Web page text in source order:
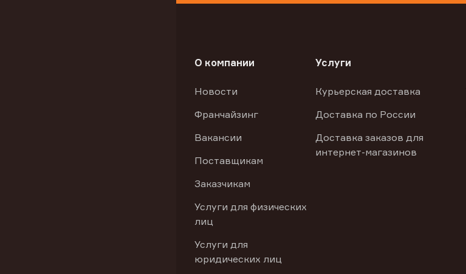
О компании
Новости
Франчайзинг
Вакансии
Поставщикам
Заказчикам
Услуги для физических
лиц
Услуги для
юридических лиц
Услуги
Курьерская доставка
Доставка по России
Доставка заказов для
интернет-магазинов